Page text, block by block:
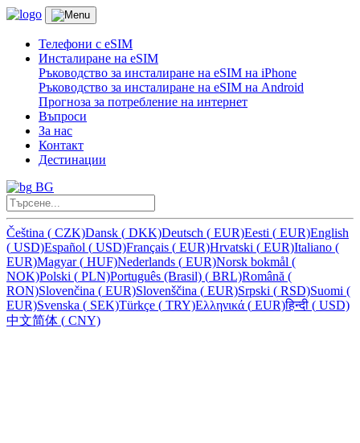
Телефони с eSIM
Инсталиране на eSIM
Ръководство за инсталиране на eSIM на iPhone
Ръководство за инсталиране на eSIM на Android
Прогноза за потребление на интернет
Въпроси
За нас
Контакт
Дестинации
BG
Čeština ( CZK)Dansk ( DKK)Deutsch ( EUR)Eesti ( EUR)English
( USD)Español ( USD)Français ( EUR)Hrvatski ( EUR)Italiano (
EUR)Magyar( HUF)Nederlands ( EUR)Norsk bokmål (
NOK)Polski ( PLN)Português (Brasil) ( BRL)Română (
RON)Slovenčina ( EUR)Slovenščina ( EUR)Srpski ( RSD)Suomi (
EUR)Svenska ( SEK)Türkçe ( TRY)Ελληνικά ( EUR)हिन्दी ( USD)
中文简体 ( CNY)